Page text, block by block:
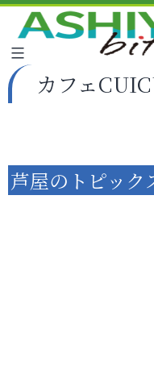
カフェ
芦屋のトピック